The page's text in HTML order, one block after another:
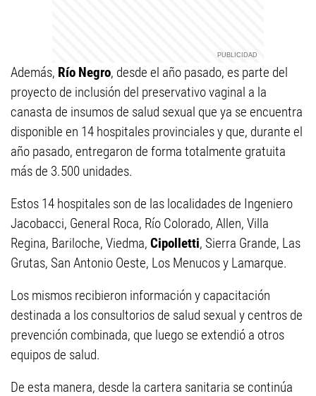
Además, Río Negro, desde el año pasado, es parte del
proyecto de inclusión del preservativo vaginal a la
canasta de insumos de salud sexual que ya se encuentra
disponible en 14 hospitales provinciales y que, durante el
año pasado, entregaron de forma totalmente gratuita
más de 3.500 unidades.
Estos 14 hospitales son de las localidades de Ingeniero
Jacobacci, General Roca, Río Colorado, Allen, Villa
Regina, Bariloche, Viedma, Cipolletti, Sierra Grande, Las
Grutas, San Antonio Oeste, Los Menucos y Lamarque.
Los mismos recibieron información y capacitación
destinada a los consultorios de salud sexual y centros de
prevención combinada, que luego se extendió a otros
equipos de salud.
De esta manera, desde la cartera sanitaria se continúa